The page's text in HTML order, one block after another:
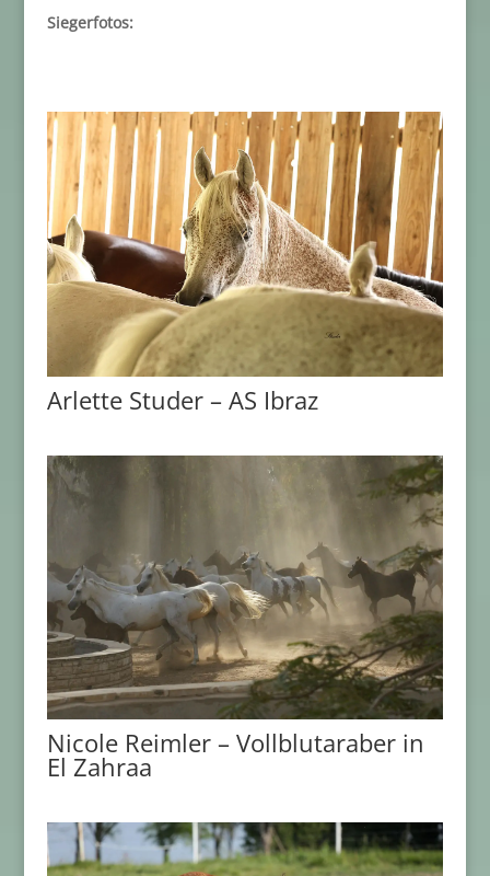
Siegerfotos:
Arlette Studer – AS Ibraz
Nicole Reimler – Vollblutaraber in
El Zahraa